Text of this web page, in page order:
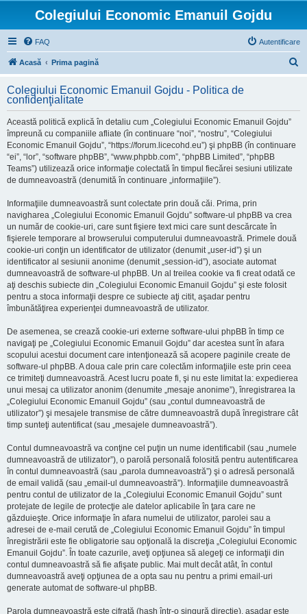
Colegiului Economic Emanuil Gojdu
FAQ Autentificare
Acasă Prima pagină
t
Colegiului Economic Emanuil Gojdu - Politica de
confidenţialitate
Această politică explică în detaliu cum „Colegiului Economic Emanuil Gojdu”
împreună cu companiile afliate (în continuare “noi”, “nostru”, “Colegiului
Economic Emanuil Gojdu”, “https://forum.licecohd.eu”) şi phpBB (în continuare
“ei”, “lor”, “software phpBB”, “www.phpbb.com”, “phpBB Limited”, “phpBB
Teams”) utilizează orice informaţie colectată în timpul fiecărei sesiuni utilizate
de dumneavoastră (denumită în continuare „informaţiile”).
Informaţiile dumneavoastră sunt colectate prin două căi. Prima, prin
navigharea „Colegiului Economic Emanuil Gojdu” software-ul phpBB va crea
un număr de cookie-uri, care sunt fişiere text mici care sunt descărcate în
fişierele temporare al browserului computerului dumneavoastră. Primele două
cookie-uri conţin un identificator de utilizator (denumit „user-id”) şi un
identificator al sesiunii anonime (denumit „session-id”), asociate automat
dumneavoastră de software-ul phpBB. Un al treilea cookie va fi creat odată ce
aţi deschis subiecte din „Colegiului Economic Emanuil Gojdu” şi este folosit
pentru a stoca informaţii despre ce subiecte aţi citit, aşadar pentru
îmbunătăţirea experienţei dumneavoastră de utilizator.
De asemenea, se crează cookie-uri externe software-ului phpBB în timp ce
navigaţi pe „Colegiului Economic Emanuil Gojdu” dar acestea sunt în afara
scopului acestui document care intenţionează să acopere paginile create de
software-ul phpBB. A doua cale prin care colectăm informaţiile este prin ceea
ce trimiteţi dumneavoastră. Acest lucru poate fi, şi nu este limitat la: expedierea
unui mesaj ca utilizator anonim (denumite „mesaje anonime”), înregistrarea la
„Colegiului Economic Emanuil Gojdu” (sau „contul dumneavoastră de
utilizator”) şi mesajele transmise de către dumneavoastră după înregistrare cât
timp sunteţi autentificat (sau „mesajele dumneavoastră”).
Contul dumneavoastră va conţine cel puţin un nume identificabil (sau „numele
dumneavoastră de utilizator”), o parolă personală folosită pentru autentificarea
în contul dumneavoastră (sau „parola dumneavoastră”) şi o adresă personală
de email validă (sau „email-ul dumneavoastră”). Informaţiile dumneavoastră
pentru contul de utilizator de la „Colegiului Economic Emanuil Gojdu” sunt
protejate de legile de protecţie ale datelor aplicabile în ţara care ne
găzduieşte. Orice informaţie în afara numelui de utilizator, parolei sau a
adresei de e-mail cerută de „Colegiului Economic Emanuil Gojdu” în timpul
înregistrării este fie obligatorie sau opţională la discreţia „Colegiului Economic
Emanuil Gojdu”. În toate cazurile, aveţi opţiunea să alegeţi ce informaţii din
contul dumneavoastră să fie afişate public. Mai mult decât atât, în contul
dumneavoastră aveţi opţiunea de a opta sau nu pentru a primi email-uri
generate automat de software-ul phpBB.
Parola dumneavoastră este cifrată (hash într-o singură direcţie), aşadar este